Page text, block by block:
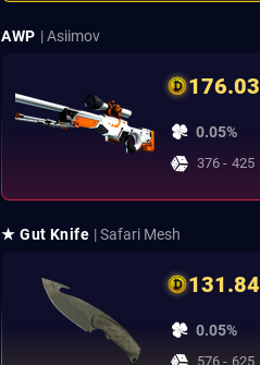
AWP | Asiimov
176.03
0.05%
376 - 425
★ Gut Knife | Safari Mesh
131.84
0.05%
576 - 625